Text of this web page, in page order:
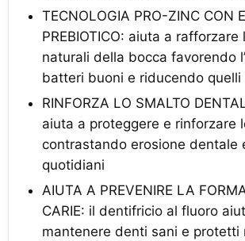
TECNOLOGIA PRO-ZINC CON
PREBIOTICO: aiuta a rafforzare
naturali della bocca favorendo
batteri buoni e riducendo quelli
RINFORZA LO SMALTO
aiuta a proteggere e rinforzare
contrastando erosione dentale
quotidiani
AIUTA A PREVENIRE LA
CARIE: il dentifricio al fluoro
mantenere denti sani e protetti